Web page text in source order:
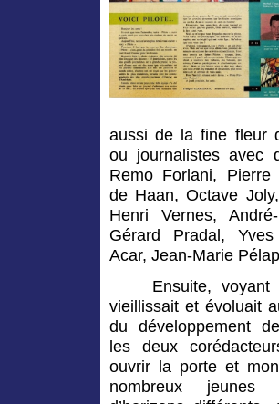
aussi de la fine fleur
ou journalistes avec
Remo Forlani, Pierre
de Haan, Octave
Henri Vernes,
Gérard Pradal,
Acar, Jean-Marie
Ensuite,
vieillissait et évoluait
du développement
les deux
ouvrir la porte et
nombreux jeunes